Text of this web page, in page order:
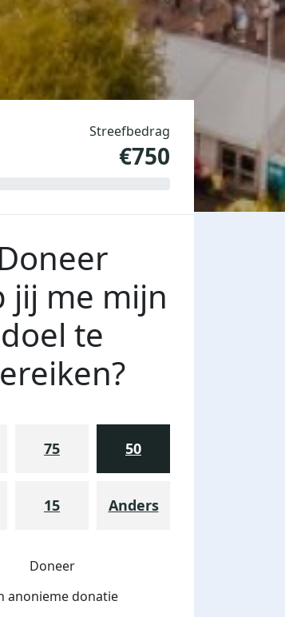
Streefbedrag
€750
jij me mijn
doel te
75 50
15 Anders
Doneer
anonieme donatie